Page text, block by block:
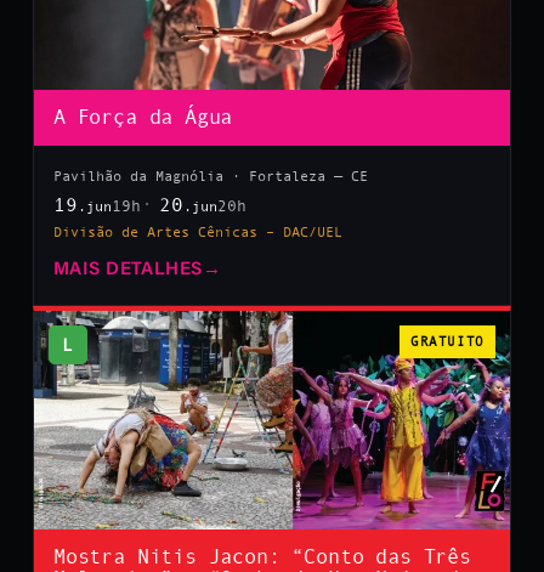
A Força da Água
Pavilhão da Magnólia · Fortaleza — CE
19 .jun 19h 20 .jun20h
Divisão de Artes Cênicas – DAC/UEL
MAIS DETALHES →
L GRATUITO
Mostra Nitis Jacon: “Conto das Três